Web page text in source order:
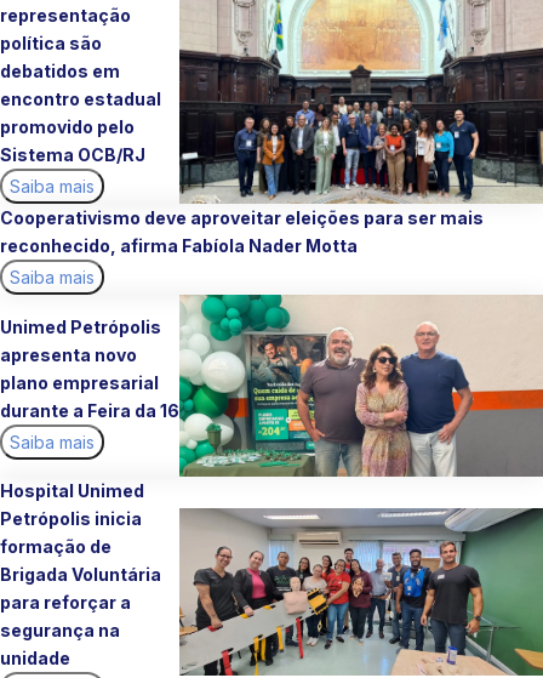
representação
política são
debatidos em
encontro estadual
promovido pelo
Sistema OCB/RJ
Saiba mais
Cooperativismo deve aproveitar eleições para ser mais
reconhecido, afirma Fabíola Nader Motta
Saiba mais
Unimed Petrópolis
apresenta novo
plano empresarial
durante a Feira da 16
Saiba mais
Hospital Unimed
Petrópolis inicia
formação de
Brigada Voluntária
para reforçar a
segurança na
unidade